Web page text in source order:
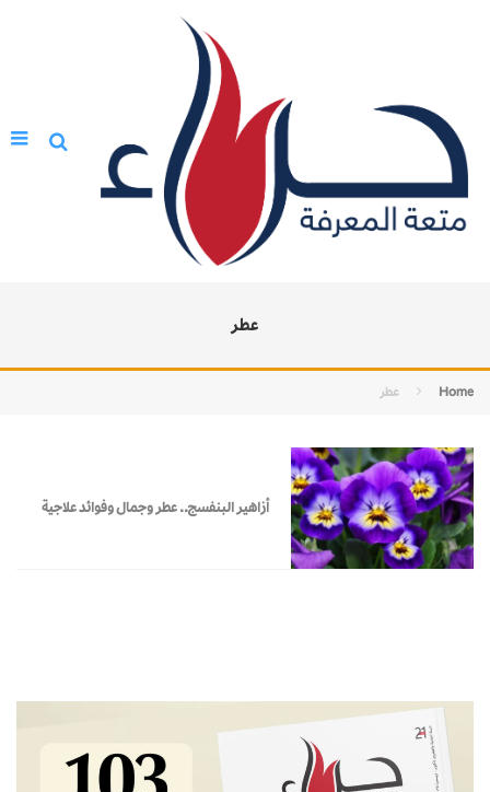
عطر
Home عطر
أزاهير البنفسج.. عطر وجمال وفوائد علاجية